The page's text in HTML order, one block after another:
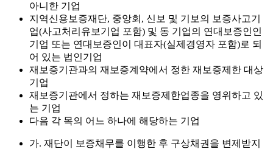
아니한 기업
지역신용보증재단, 중앙회, 신보 및 기보의 보증사고기
업(사고처리유보기업 포함) 및 동 기업의 연대보증인인
기업 또는 연대보증인이 대표자(실제경영자 포함)로 되
어 있는 법인기업
재보증기관과의 재보증계약에서 정한 재보증제한 대상
기업
재보증기관에서 정하는 재보증제한업종을 영위하고 있
는 기업
다음 각 목의 어느 하나에 해당하는 기업
가. 재단이 보증채무를 이행한 후 구상채권을 변제받지